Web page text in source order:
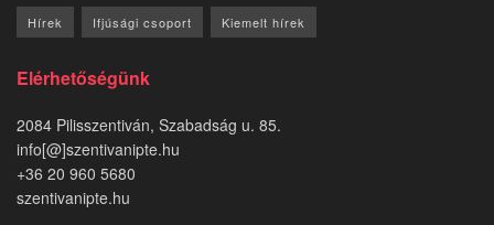
Hírek Ifjúsági csoport Kiemelt hírek
Elérhetőségünk
2084 Pilisszentiván, Szabadság u. 85.
info[@]szentivanipte.hu
+36 20 960 5680
szentivanipte.hu